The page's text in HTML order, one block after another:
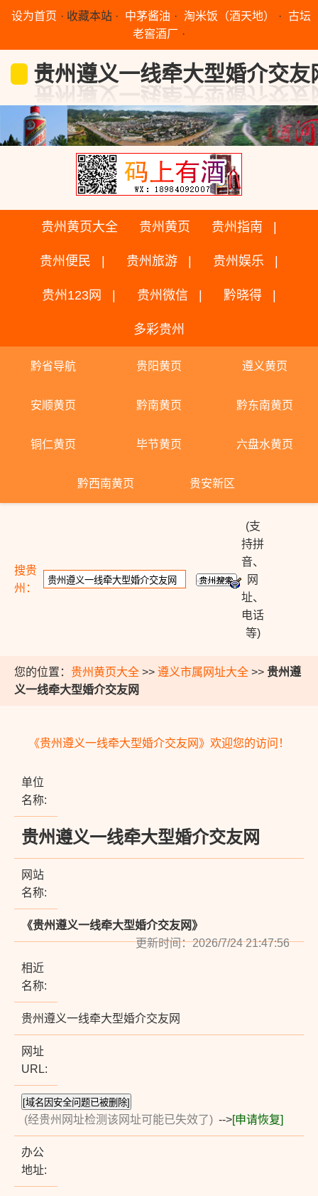
设为首页 · 收藏本站 · 中茅酱油 · 淘米饭（酒天地） · 古坛
老窖酒厂 ·
贵州遵义一线牵大型婚介交友
贵州黄页大全 贵州黄页 贵州指南
贵州便民 贵州旅游 贵州娱乐
贵州123网 贵州微信 黔晓得
多彩贵州
黔省导航 贵阳黄页 遵义黄页
安顺黄页 黔南黄页 黔东南黄页
铜仁黄页 毕节黄页 六盘水黄页
黔西南黄页 贵安新区
搜贵
州：
(支
持拼
音、
网
址、
电话
等)
您的位置： 贵州黄页大全 >> 遵义市属网址大全 >> 贵州遵
义一线牵大型婚介交友网
《贵州遵义一线牵大型婚介交友网》欢迎您的访问！
单位
名称:
贵州遵义一线牵大型婚介交友网
网站
名称:
《贵州遵义一线牵大型婚介交友网》
更新时间：2026/7/24 21:47:56
相近
名称:
贵州遵义一线牵大型婚介交友网
网址
URL:
(经贵州网址检测该网址可能已失效了) -->[申请恢复]
办公
地址: